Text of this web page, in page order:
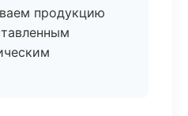
продукцию